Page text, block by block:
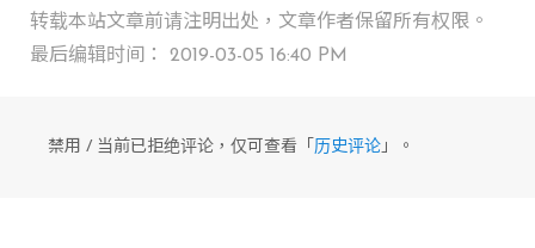
转载本站文章前请注明出处，文章作者保留所有权限。
最后编辑时间： 2019-03-05 16:40 PM
禁用 / 当前已拒绝评论，仅可查看「 历史评论」。